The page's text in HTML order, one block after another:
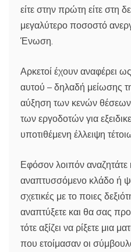
είτε στην πρώτη είτε στη
μεγαλύτερο ποσοστό
Ένωση.
Αρκετοί έχουν αναφέρει
αυτού – δηλαδή μείωσης
αύξηση των κενών θέσεων
των εργοδοτών για
υποτιθέμενη έλλειψη
Εφόσον λοιπόν αναζητάτε
αναπτυσσόμενο κλάδο ή
σχετικές με το ποιες
αναπτύξετε και θα σας
τότε αξίζει να ρίξετε μια
που ετοίμασαν οι